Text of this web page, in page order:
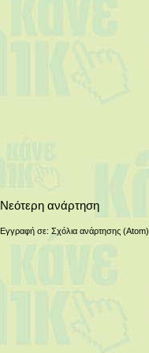
Νεότερη ανάρτηση
Εγγραφή σε: Σχόλια ανάρτησης (Atom)